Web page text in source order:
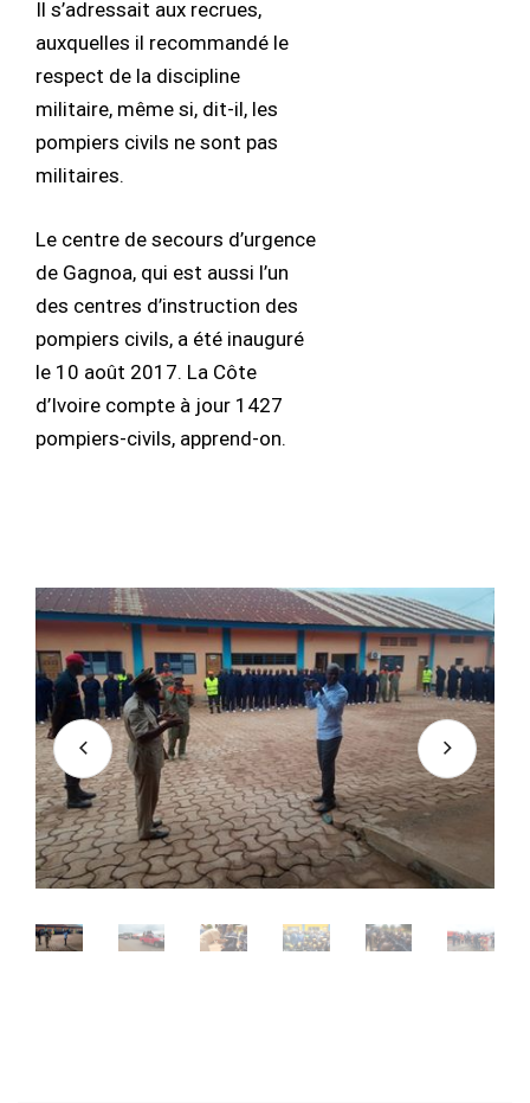
Il s’adressait aux recrues,
auxquelles il recommandé le
respect de la discipline
militaire, même si, dit-il, les
pompiers civils ne sont pas
militaires.
Le centre de secours d’urgence
de Gagnoa, qui est aussi l’un
des centres d’instruction des
pompiers civils, a été inauguré
le 10 août 2017. La Côte
d’Ivoire compte à jour 1427
pompiers-civils, apprend-on.